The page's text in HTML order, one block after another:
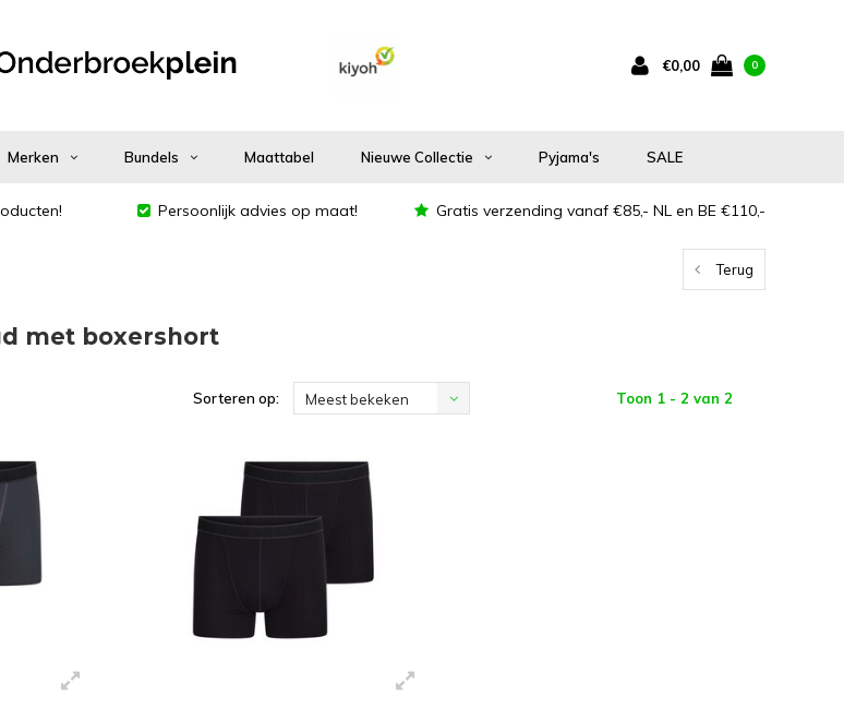
€0,00 0
Merken Bundels Maattabel Nieuwe Collectie Pyjama's SALE
Persoonlijk advies op maat! Gratis verzending vanaf €85,- NL en BE €110,-
Terug
met boxershort
Sorteren op: Meest bekeken Toon 1 - 2 van 2